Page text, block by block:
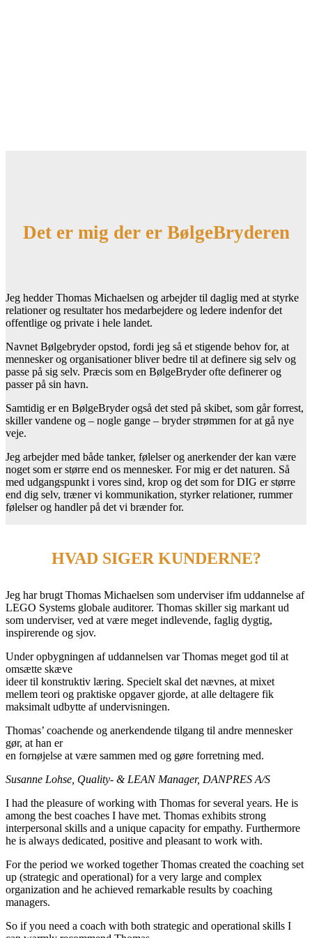
Det er mig der er BølgeBryderen
Jeg hedder Thomas Michaelsen og arbejder til daglig med at styrke
relationer og resultater hos medarbejdere og ledere indenfor det
offentlige og private i hele landet.
Navnet Bølgebryder opstod, fordi jeg så et stigende behov for, at
mennesker og organisationer bliver bedre til at definere sig selv og
passe på sig selv. Præcis som en BølgeBryder ofte definerer og
passer på sin havn.
Samtidig er en BølgeBryder også det sted på skibet, som går forrest,
skiller vandene og – nogle gange – bryder strømmen for at gå nye
veje.
Jeg arbejder med både tanker, følelser og anerkender der kan være
noget som er større end os mennesker. For mig er det naturen. Så
med udgangspunkt i vores sind, krop og det som for DIG er større
end dig selv, træner vi kommunikation, styrker relationer, rummer
følelser og handler på det vi brænder for.
HVAD SIGER KUNDERNE?
Jeg har brugt Thomas Michaelsen som underviser ifm uddannelse af
LEGO Systems globale auditorer. Thomas skiller sig markant ud
som underviser, ved at være meget indlevende, faglig dygtig,
inspirerende og sjov.
Under opbygningen af uddannelsen var Thomas meget god til at
omsætte skæve
ideer til konstruktiv læring. Specielt skal det nævnes, at mixet
mellem teori og praktiske opgaver gjorde, at alle deltagere fik
maksimalt udbytte af undervisningen.
Thomas’ coachende og anerkendende tilgang til andre mennesker
gør, at han er
en fornøjelse at være sammen med og gøre forretning med.
Susanne Lohse, Quality- & LEAN Manager, DANPRES A/S
I had the pleasure of working with Thomas for several years. He is
among the best coaches I have met. Thomas exhibits strong
interpersonal skills and a unique capacity for empathy. Furthermore
he is always dedicated, positive and pleasant to work with.
For the period we worked together Thomas created the coaching set
up (strategic and operational) for a very large and complex
organization and he achieved remarkable results by coaching
managers.
So if you need a coach with both strategic and operational skills I